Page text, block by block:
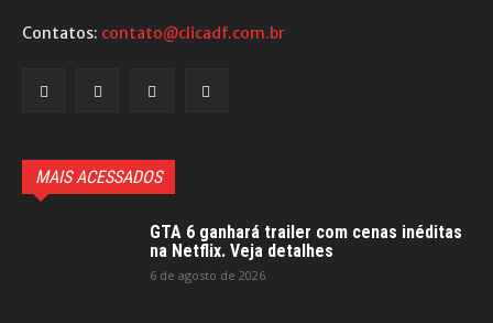
Contatos: contato@clicadf.com.br
MAIS ACESSADOS
GTA 6 ganhará trailer com cenas inéditas
na Netflix. Veja detalhes
6 de agosto de 2026